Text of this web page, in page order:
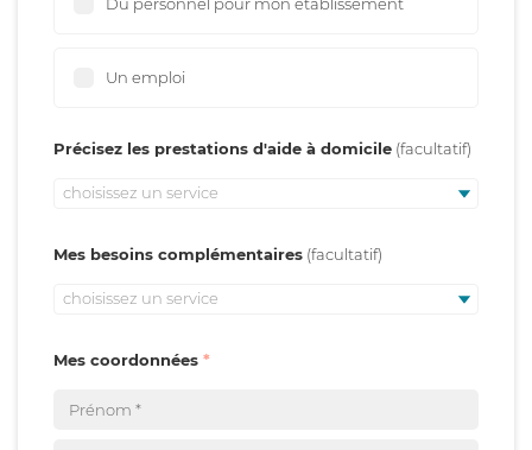
Du personnel pour mon établissement
Un emploi
Précisez les prestations d'aide à domicile
choisissez un service
Mes besoins complémentaires
choisissez un service
Mes coordonnées